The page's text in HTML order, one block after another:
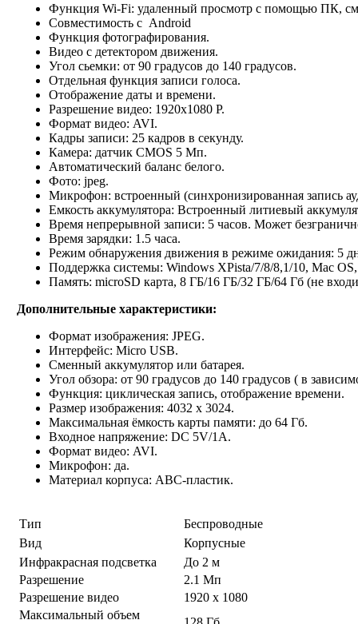
Функция Wi-Fi: удаленный просмотр с помощью ПК,
Совместимость с Android
Функция фотографирования.
Видео с детектором движения.
Угол сьемки: от 90 градусов до 140 градусов.
Отдельная функция записи голоса.
Отображение даты и времени.
Разрешение видео: 1920x1080 P.
Формат видео: AVI.
Кадры записи: 25 кадров в секунду.
Камера: датчик CMOS 5 Мп.
Автоматический баланс белого.
Фото: jpeg.
Микрофон: встроенный (синхронизированная запись
Емкость аккумулятора: Встроенный литиевый
Время непрерывной записи: 5 часов. Может
Время зарядки: 1.5 часа.
Режим обнаружения движения в режиме ожидания: 5
Поддержка системы: Windows XPista/7/8/8,1/10, Mac
Память: microSD карта, 8 ГБ/16 ГБ/32 ГБ/64 Гб (не
Дополнительные характеристики:
Формат изображения: JPEG.
Интерфейс: Micro USB.
Сменный аккумулятор или батарея.
Угол обзора: от 90 градусов до 140 градусов ( в
Функция: циклическая запись, отображение времени.
Размер изображения: 4032 х 3024.
Максимальная ёмкость карты памяти: до 64 Гб.
Входное напряжение: DC 5V/1A.
Формат видео: AVI.
Микрофон: да.
Материал корпуса: ABC-пластик.
Тип
Беспроводные
Вид
Корпусные
Инфракрасная подсветка
До 2 м
Разрешение
2.1 Мп
Разрешение видео
1920 x 1080
Максимальный объем